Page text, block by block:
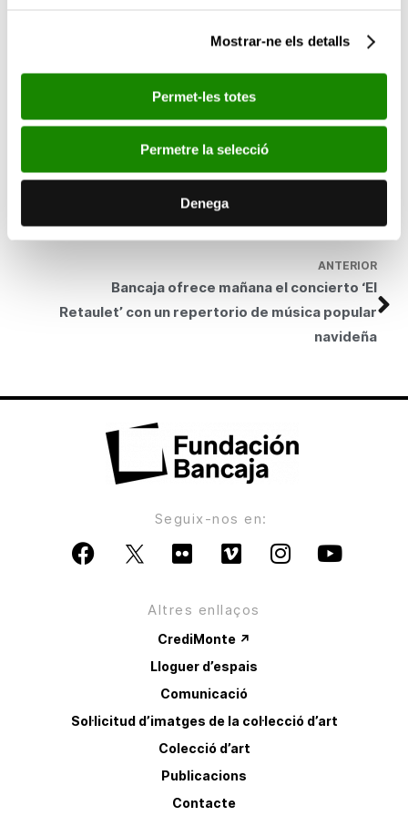
Mostrar-ne els detalls
Permet-les totes
Permetre la selecció
Denega
concerts es van començar a programar tambéforadela
concerts a Alacant, València, Segorbe (Castelló), Sevilla,
ANTERIOR
Bancaja ofrece mañana el concierto ‘El
Retaulet’ con un repertorio de música popular
navideña
Jaime Giménez de Haro
Seguix-nos en:
Altres enllaços
CrediMonte ↗
Lloguer d’espais
Comunicació
Sol·licitud d’imatges de la col·lecció d’art
Colecció d’art
Publicacions
Contacte